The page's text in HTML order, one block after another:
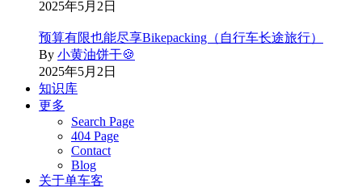
2025年5月2日
预算有限也能尽享Bikepacking（自行车长途旅行）
By 小黄油饼干🍪
2025年5月2日
知识库
更多
Search Page
404 Page
Contact
Blog
关于单车客